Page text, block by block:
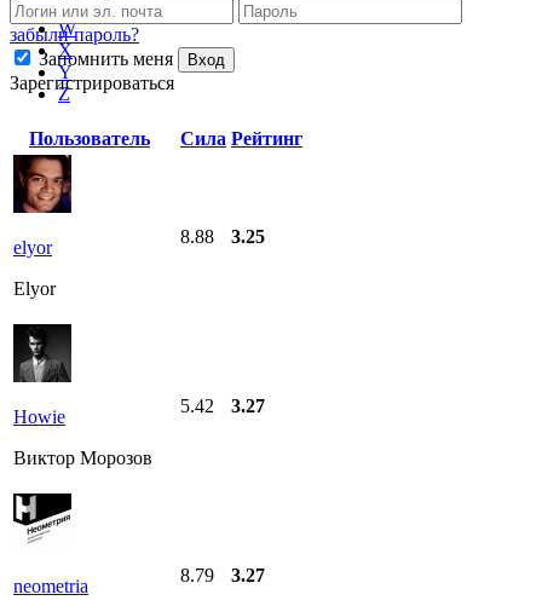
забыли пароль?
Запомнить меня
Вход
Зарегистрироваться
V
W
X
Y
Z
Пользователь Сила Рейтинг
elyor
Elyor
8.88 3.25
Howie
Виктор Морозов
5.42 3.27
neometria
8.79 3.27